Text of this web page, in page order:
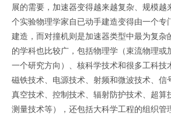
展的需要，加速器变得越来越复杂、规模越
个实验物理学家自已动手建造变得由一个专
建造，而对撞机则是加速器类型中最为复杂
的学科也比较广，包括物理学（束流物理或
一个研究方向）、核科学技术和很多工科技
磁铁技术、电源技术、射频和微波技术、信
真空技术、控制技术、辐射防护技术、超算
测量技术等），还包括大科学工程的组织管